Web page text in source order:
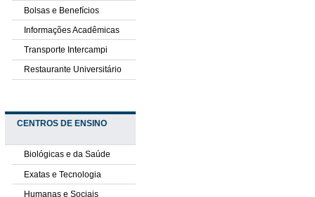
Bolsas e Benefícios
Informações Acadêmicas
Transporte Intercampi
Restaurante Universitário
CENTROS DE ENSINO
Biológicas e da Saúde
Exatas e Tecnologia
Humanas e Sociais